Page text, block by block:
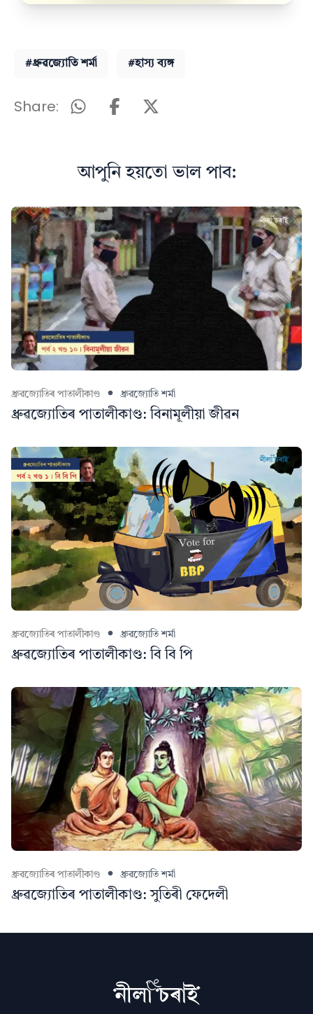
#ধ্ৰুৱজ্যোতি শৰ্মা #হাস্য ব্যঙ্গ
Share:
আপুনি হয়তো ভাল পাব:
ধ্ৰুৱজ্যোতিৰ পাতালীকাণ্ড ধ্ৰুৱজ্যোতি শৰ্মা
ধ্ৰুৱজ্যোতিৰ পাতালীকাণ্ড: বিনামূলীয়া জীৱন
ধ্ৰুৱজ্যোতিৰ পাতালীকাণ্ড ধ্ৰুৱজ্যোতি শৰ্মা
ধ্ৰুৱজ্যোতিৰ পাতালীকাণ্ড: বি বি পি
ধ্ৰুৱজ্যোতিৰ পাতালীকাণ্ড ধ্ৰুৱজ্যোতি শৰ্মা
ধ্ৰুৱজ্যোতিৰ পাতালীকাণ্ড: সুতিৰী ফেদেলী